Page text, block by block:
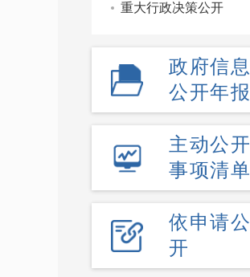
重大行政决策公开
政府信息
公开年报
主动公开
事项清单
依申请公
开